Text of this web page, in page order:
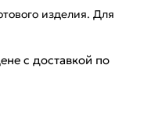
изделия. Для
с доставкой по